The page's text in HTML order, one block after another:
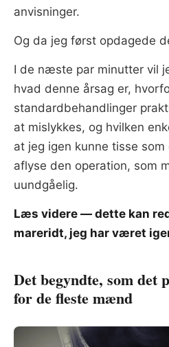
anvisninger.
Og da jeg først opdagede
I de næste par minutter vil
hvad denne årsag er,
standardbehandlinger
at mislykkes, og hvilken
at jeg igen kunne tisse
aflyse den operation, som
uundgåelig.
Læs videre — dette kan
mareridt, jeg har været
Det begyndte, som det
for de fleste mænd